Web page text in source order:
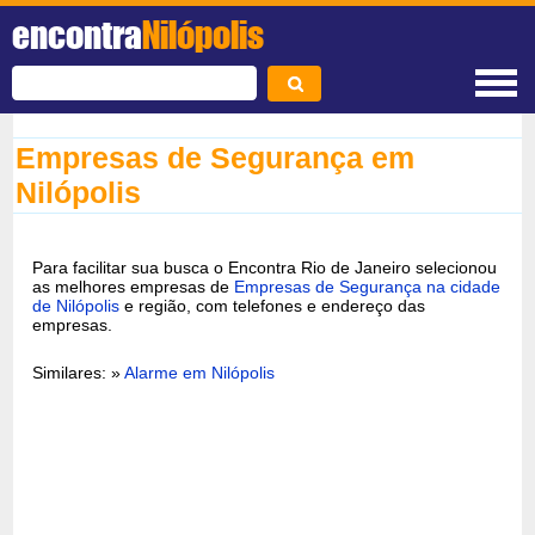
encontraNilópolis
Empresas de Segurança em
Nilópolis
Para facilitar sua busca o Encontra Rio de Janeiro selecionou
as melhores empresas de Empresas de Segurança na cidade
de Nilópolis e região, com telefones e endereço das
empresas.
Similares: »Alarme em Nilópolis